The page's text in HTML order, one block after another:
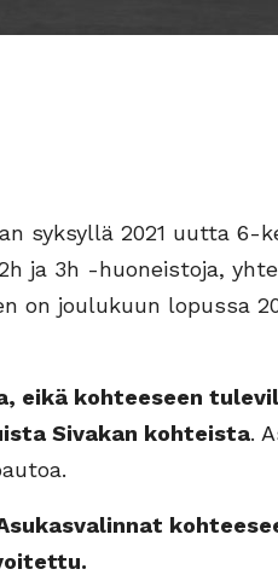
syksyllä 2021 uutta 6-
ja 3h -huoneistoja,
on joulukuun lopussa
eikä kohteeseen
Sivakan kohteista.